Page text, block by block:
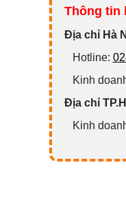
Thông tin
Địa chỉ Hà
Hotline:
Kinh
Địa chỉ
Kinh